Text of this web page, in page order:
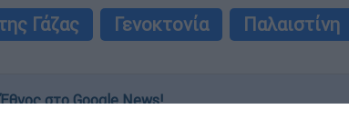
Γάζας Γενοκτονία Παλαιστίνη
στο Google News!